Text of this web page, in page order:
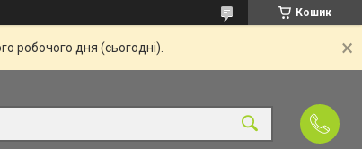
Кошик
робочого дня (сьогодні).